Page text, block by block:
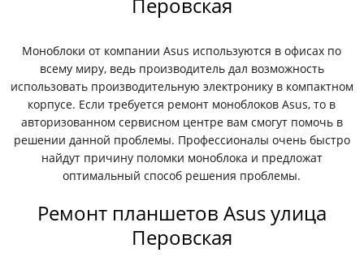
Моноблоки от компании Asus используются в офисах по
всему миру, ведь производитель дал возможность
использовать производительную электронику в компактном
корпусе. Если требуется ремонт моноблоков Asus, то в
авторизованном сервисном центре вам смогут помочь в
решении данной проблемы. Профессионалы очень быстро
найдут причину поломки моноблока и предложат
оптимальный способ решения проблемы.
Ремонт планшетов Asus улица
Перовская